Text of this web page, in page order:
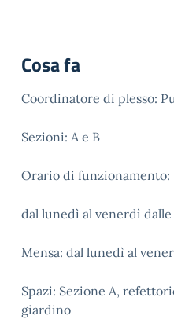
Cosa fa
Coordinatore di plesso:
Sezioni: A e B
Orario di funzionamento:
dal lunedì al venerdì
Mensa: dal lunedì al
Spazi: Sezione A,
giardino